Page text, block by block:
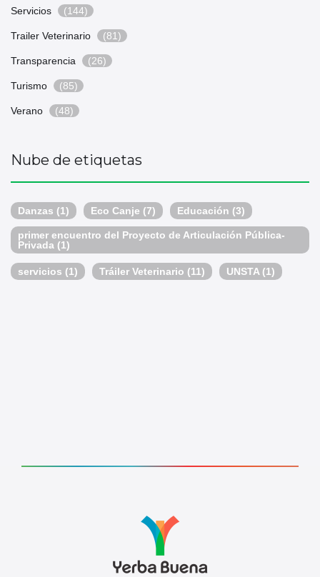
Servicios (144)
Trailer Veterinario (81)
Transparencia (26)
Turismo (85)
Verano (48)
Nube de etiquetas
Danzas (1) Eco Canje (7) Educación (3)
primer encuentro del Proyecto de Articulación Pública-
Privada (1)
servicios (1) Tráiler Veterinario (11) UNSTA (1)